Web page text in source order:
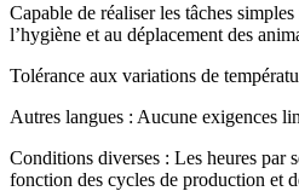
Capable de réaliser les tâches
l’hygiène et au déplacement des
Tolérance aux variations de
Autres langues : Aucune exigences
Conditions diverses : Les heures par
fonction des cycles de production et